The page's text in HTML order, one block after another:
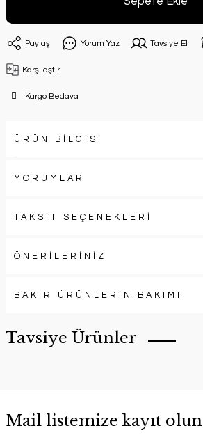
Paylaş Yorum Yaz Tavsiye Et
Karşılaştır
Kargo Bedava
ÜRÜN BİLGİSİ
YORUMLAR
TAKSİT SEÇENEKLERİ
ÖNERİLERİNİZ
BAKIR ÜRÜNLERİN BAKIMI
Tavsiye Ürünler
Mail listemize kayıt olun